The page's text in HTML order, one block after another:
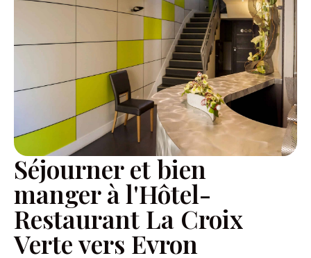
Séjourner et bien
manger à l'Hôtel-
Restaurant La Croix
Verte vers Evron